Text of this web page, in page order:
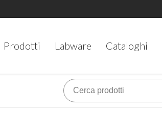
Prodotti Labware Cataloghi